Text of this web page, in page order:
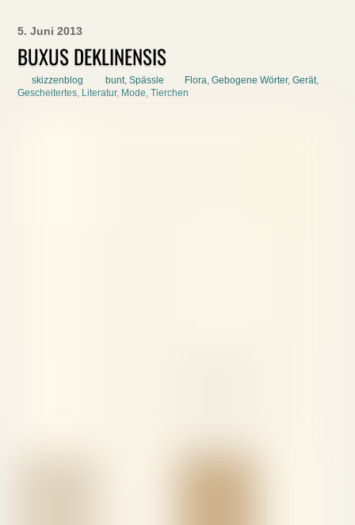
5. Juni 2013
BUXUS DEKLINENSIS
skizzenblog bunt,Spässle Flora,Gebogene Wörter,Gerät,
Gescheitertes, Literatur, Mode,Tierchen